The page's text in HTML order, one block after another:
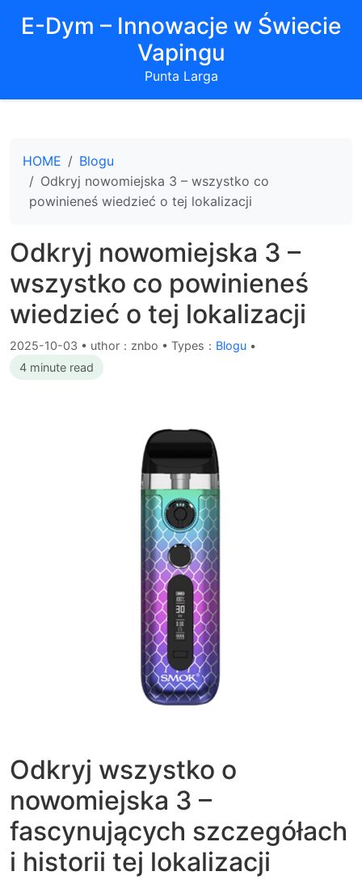
E-Dym – Innowacje w Świecie
Vapingu
Punta Larga
HOME
Blogu
Odkryj nowomiejska 3 – wszystko co
powinieneś wiedzieć o tej lokalizacji
Odkryj nowomiejska 3 –
wszystko co powinieneś
wiedzieć o tej lokalizacji
2025-10-03 • uthor：znbo • Types： Blogu •
4 minute read
Odkryj wszystko o
nowomiejska 3 –
fascynujących szczegółach
i historii tej lokalizacji